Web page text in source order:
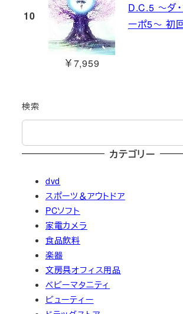
10
￥7,959
D.C.5 ～ダ
ーポ5～ 初
検索
カテゴリー
dvd
スポーツ＆アウトドア
PCソフト
家電カメラ
食品飲料
楽器
文房具オフィス用品
ベビーマタニティ
ビューティー